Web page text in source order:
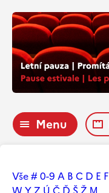
Menu
Vše# 0-9 A B C D E F